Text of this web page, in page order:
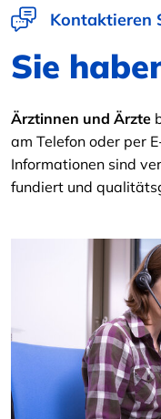
Kontaktieren
Sie
Ärztinnen und Ärzte
am Telefon oder per
Informationen sind
fundiert und